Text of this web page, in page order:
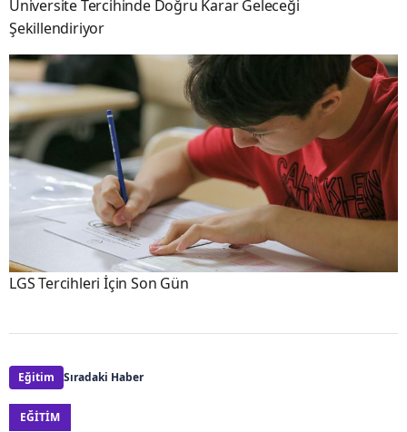
Üniversite Tercihinde Doğru Karar Geleceği
Şekillendiriyor
LGS Tercihleri İçin Son Gün
Eğitim Sıradaki Haber
EĞITIM